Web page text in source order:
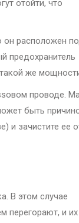
отойти, что
он расположен
предохранитель
же
проводе.
быть
и зачистите ее
В этом случае
перегорают, и их